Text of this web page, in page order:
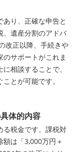
り、正確な申告と
、遺産分割のアドバ
改正以降、手続きや
サポートがこれま
相談することで、
とが可能です。
体的内容
る税金です。課税対
は「3,000万円＋